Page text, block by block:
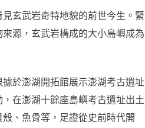
玄武岩奇特地貌的前世今生。緊
源，玄武岩構成的大小島嶼成為
於澎湖開拓館展示澎湖考古遺址
在澎湖十餘座島嶼考古遺址出土
、魚骨等，足證從史前時代開